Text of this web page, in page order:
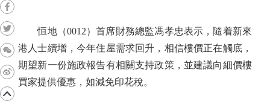
恒地（0012）首席財務總監馮孝忠表示，隨着新來
港人士續增，今年住屋需求回升，相信樓價正在觸底，
期望新一份施政報告有相關支持政策，並建議向細價樓
買家提供優惠，如減免印花稅。